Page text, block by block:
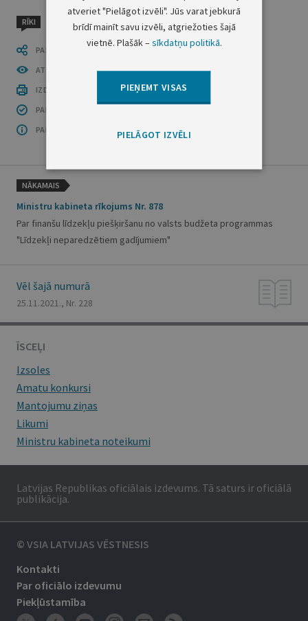
RĪKI
PASTĀSTI CITIEM
ATVĒRT PUBLIKĀCIJU (PDF)
IZDRUKĀT PUBLIKĀCIJU
PAR INFORMĀCIJAS DROŠĪBU
PAR ŠO GRUPU
NĀKAMAIS
Ministru kabineta rīkojums Nr. 878
Par finanšu līdzekļu piešķiršanu no valsts budžeta programmas
"Līdzekļi neparedzētiem gadījumiem"
Vēl šajā numurā
25.11.2021., Nr. 228
ĪSCEĻI
Izsoles
Amatu konkursi
Mantojumu ziņas
Likumi
Ministru kabineta noteikumi
Latvijas Republikas oficiālais izdevums. Tā saturs ir oficiālā
publikācija.
© VSIA LATVIJAS VĒSTNESIS
Kontakti
Par oficiālo izdevumu
Piekļūstamība
atveriet "Pielāgot izvēli". Jūs varat jebkurā
brīdī mainīt savu izvēli, atgriežoties šajā
vietnē. Plašāk –sīkdatņu politikā.
PIEŅEMT VISAS
PIELĀGOT IZVĒLI